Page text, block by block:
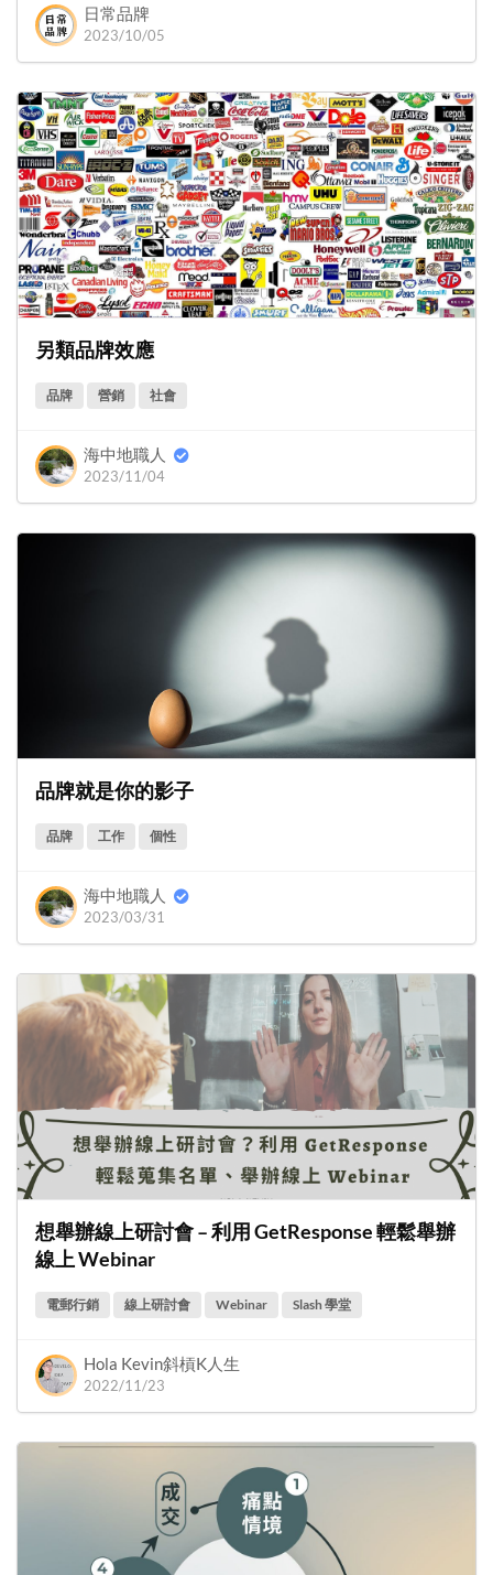
日常品牌
2023/10/05
另類品牌效應
品牌 營銷 社會
海中地職人
2023/11/04
品牌就是你的影子
品牌 工作 個性
海中地職人
2023/03/31
想舉辦線上研討會 – 利用 GetResponse 輕鬆舉辦
線上 Webinar
電郵行銷 線上研討會 Webinar Slash 學堂
Hola Kevin斜槓K人生
2022/11/23